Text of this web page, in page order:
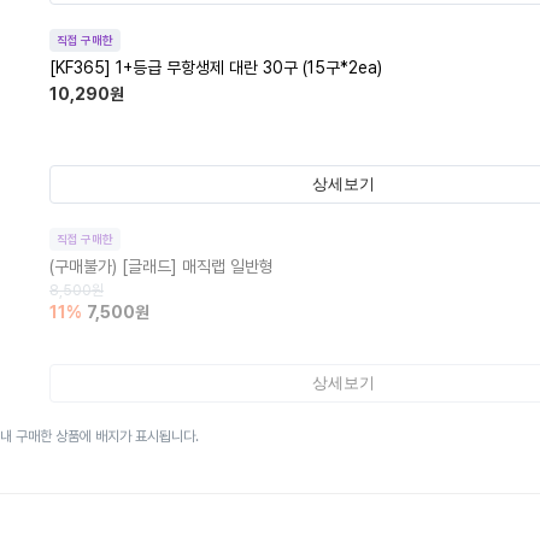
직접 구매한
[KF365] 1+등급 무항생제 대란 30구 (15구*2ea)
10,290원
상세보기
직접 구매한
(구매불가) [글래드] 매직랩 일반형
8,500원
11 % 7,500원
상세보기
구매한 상품에 배지가 표시됩니다.